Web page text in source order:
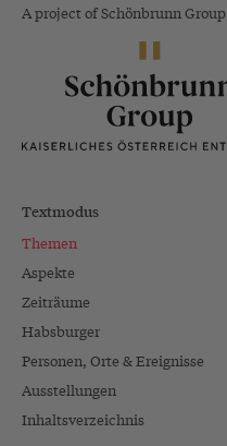
A project of Schönbrunn Group
Textmodus
Themen
Aspekte
Zeiträume
Habsburger
Personen, Orte & Ereignisse
Ausstellungen
Inhaltsverzeichnis